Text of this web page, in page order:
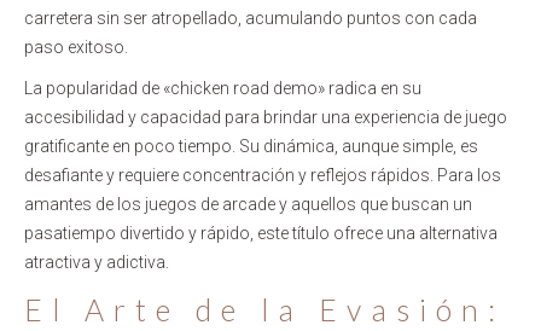
carretera sin ser atropellado, acumulando puntos con cada
paso exitoso.
La popularidad de «chicken road demo» radica en su
accesibilidad y capacidad para brindar una experiencia de juego
gratificante en poco tiempo. Su dinámica, aunque simple, es
desafiante y requiere concentración y reflejos rápidos. Para los
amantes de los juegos de arcade y aquellos que buscan un
pasatiempo divertido y rápido, este título ofrece una alternativa
atractiva y adictiva.
El Arte de la Evasión: